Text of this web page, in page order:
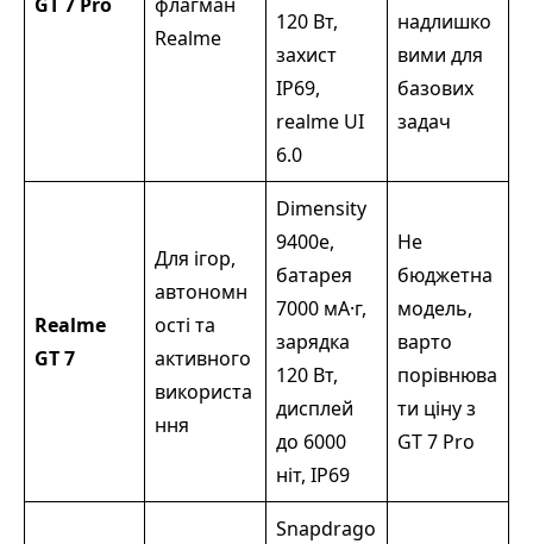
Realme
120 Вт,
захист
IP69,
realme UI
6.0
надлишко
вими для
базових
задач
Realme
GT 7
Для ігор,
автономн
ості та
активного
використа
ння
Dimensity
9400e,
батарея
7000 мА·г,
зарядка
120 Вт,
дисплей
до 6000
ніт, IP69
Не
бюджетна
модель,
варто
порівнюва
ти ціну з
GT 7 Pro
Snapdrago